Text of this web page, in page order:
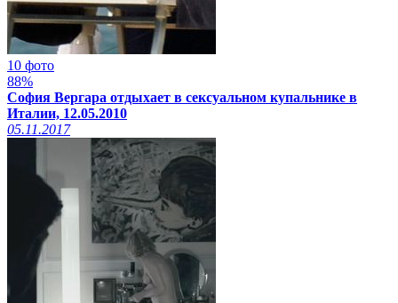
10 фото
88%
София Вергара отдыхает в сексуальном купальнике в
Италии, 12.05.2010
05.11.2017